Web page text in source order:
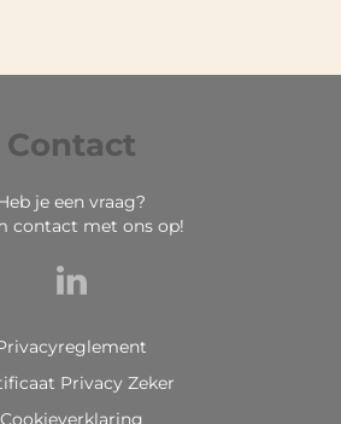
Contact
je een vraag?
contact met ons op!
Privacy Zeker
Cookieverklaring